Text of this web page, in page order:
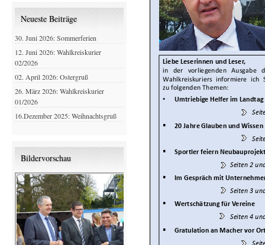
Neueste Beiträge
30. Juni 2026: Sommerferien
12. Juni 2026: Wahlkreiskurier
02/2026
02. April 2026: Ostergruß
26. März 2026: Wahlkreiskurier
01/2026
16.Dezember 2025: Weihnachtsgruß
Bildervorschau